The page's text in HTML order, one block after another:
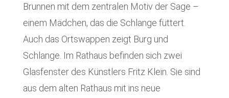
Brunnen mit dem zentralen Motiv der Sage –
einem Mädchen, das die Schlange füttert.
Auch das Ortswappen zeigt Burg und
Schlange. Im Rathaus befinden sich zwei
Glasfenster des Künstlers Fritz Klein. Sie sind
aus dem alten Rathaus mit ins neue